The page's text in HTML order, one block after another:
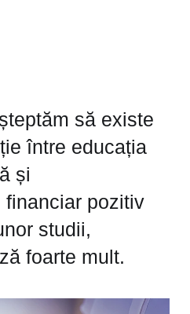
să existe
între educația
și
financiar pozitiv
studii,
foarte mult.